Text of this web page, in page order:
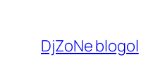
tartalomhoz
DjZoNe blogol